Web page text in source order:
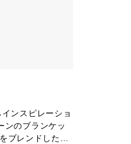
ンスピレーショ
ンのブランケッ
ブレンドしたあ